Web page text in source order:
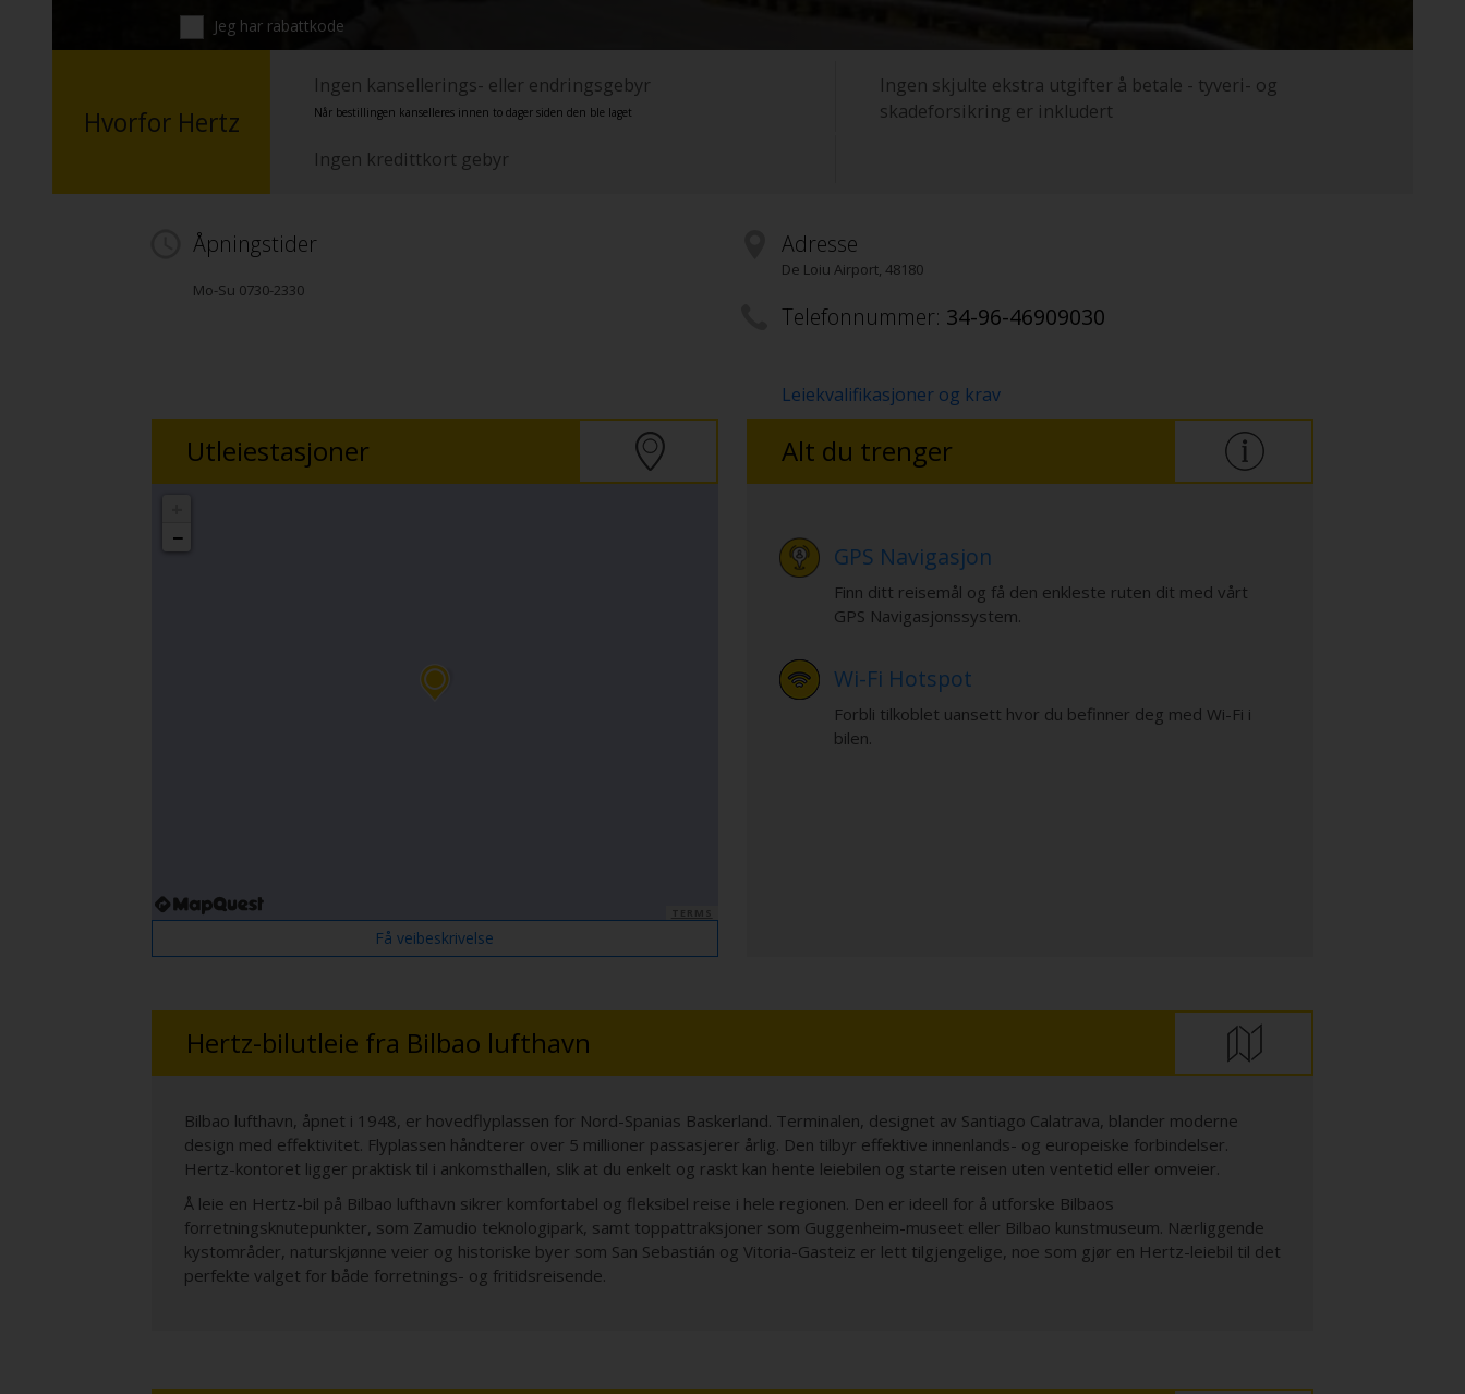
Jeg har rabattkode
Hvorfor Hertz
Ingen kansellerings- eller endringsgebyr
Når bestillingen kanselleres innen to dager siden den ble laget
Ingen skjulte ekstra utgifter å betale - tyveri- og
skadeforsikring er inkludert
Ingen kredittkort gebyr
Åpningstider
Mo-Su 0730-2330
Adresse
De Loiu Airport, 48180
Telefonnummer: 34-96-46909030
Leiekvalifikasjoner og krav
Utleiestasjoner
−
Få veibeskrivelse
Alt du trenger
GPS Navigasjon
Finn ditt reisemål og få den enkleste ruten dit med vårt
GPS Navigasjonssystem.
Wi-Fi Hotspot
Forbli tilkoblet uansett hvor du befinner deg med Wi-Fi i
bilen.
Hertz-bilutleie fra Bilbao lufthavn
Bilbao lufthavn, åpnet i 1948, er hovedflyplassen for Nord-Spanias Baskerland. Terminalen, designet av Santiago Calatrava, blander moderne
design med effektivitet. Flyplassen håndterer over 5 millioner passasjerer årlig. Den tilbyr effektive innenlands- og europeiske forbindelser.
Hertz-kontoret ligger praktisk til i ankomsthallen, slik at du enkelt og raskt kan hente leiebilen og starte reisen uten ventetid eller omveier.
Å leie en Hertz-bil på Bilbao lufthavn sikrer komfortabel og fleksibel reise i hele regionen. Den er ideell for å utforske Bilbaos
forretningsknutepunkter, som Zamudio teknologipark, samt toppattraksjoner som Guggenheim-museet eller Bilbao kunstmuseum. Nærliggende
kystområder, naturskjønne veier og historiske byer som San Sebastián og Vitoria-Gasteiz er lett tilgjengelige, noe som gjør en Hertz-leiebil til det
perfekte valget for både forretnings- og fritidsreisende.